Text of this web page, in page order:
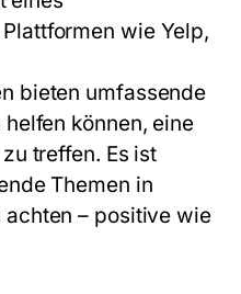
wie Yelp,
bieten umfassende
können, eine
treffen. Es ist
Themen in
– positive wie